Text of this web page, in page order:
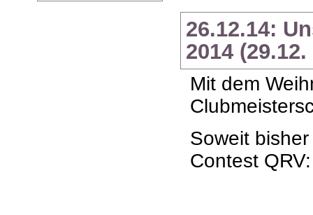
26.12.14:
2014
Mit dem
Soweit
Contest QRV: